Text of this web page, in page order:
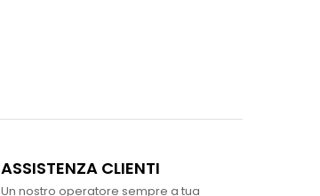
ASSISTENZA CLIENTI
Un nostro operatore sempre a tua